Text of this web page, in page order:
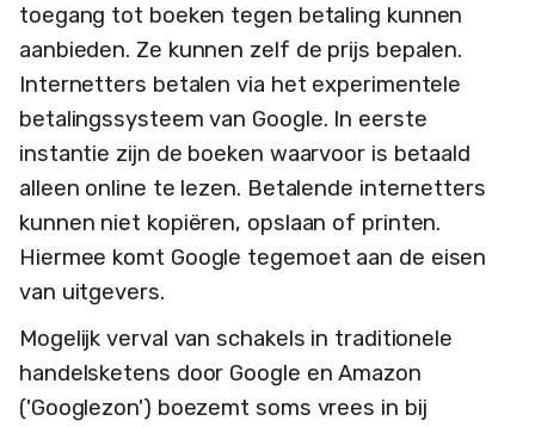
toegang tot boeken tegen betaling kunnen
aanbieden. Ze kunnen zelf de prijs bepalen.
Internetters betalen via het experimentele
betalingssysteem van Google. In eerste
instantie zijn de boeken waarvoor is betaald
alleen online te lezen. Betalende internetters
kunnen niet kopiëren, opslaan of printen.
Hiermee komt Google tegemoet aan de eisen
van uitgevers.
Mogelijk verval van schakels in traditionele
handelsketens door Google en Amazon
('Googlezon') boezemt soms vrees in bij